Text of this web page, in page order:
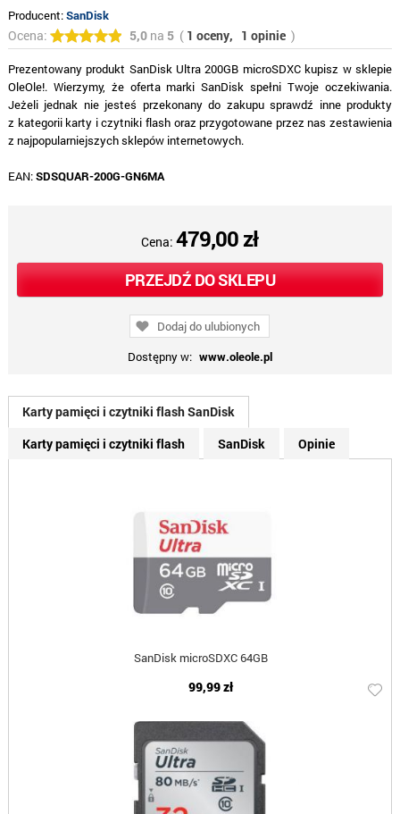
Producent:SanDisk
Ocena: 5,0na 5( 1 oceny, 1 opinie )
Prezentowany produkt SanDisk Ultra 200GB microSDXC kupisz w sklepie
OleOle!. Wierzymy, że oferta marki SanDisk spełni Twoje oczekiwania.
Jeżeli jednak nie jesteś przekonany do zakupu sprawdź inne produkty
z kategorii karty i czytniki flash oraz przygotowane przez nas zestawienia
z najpopularniejszych sklepów internetowych.
EAN:SDSQUAR-200G-GN6MA
Cena:479,00 zł
PRZEJDŹ DO SKLEPU
Dodaj do ulubionych
Dostępny w: www.oleole.pl
Karty pamięci i czytniki flash SanDisk
Karty pamięci i czytniki flash
SanDisk Opinie
SanDisk microSDXC 64GB
99,99 zł